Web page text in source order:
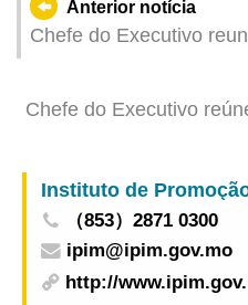
Anterior notícia
Chefe do Executivo
Chefe do Executivo
（853）2871 0300
ipim@ipim.gov.mo
http://